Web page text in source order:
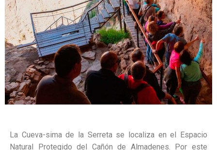
La Cueva-sima de la Serreta se localiza en el Espacio
Natural Protegido del Cañón de Almadenes. Por este